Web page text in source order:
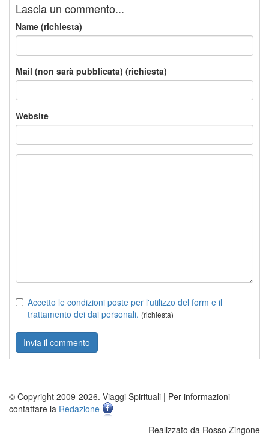
Lascia un commento...
Name (richiesta)
Mail (non sarà pubblicata) (richiesta)
Website
Accetto le condizioni poste per l'utilizzo del form e il
trattamento dei dai personali. (richiesta)
© Copyright 2009-2026. Viaggi Spirituali | Per informazioni
contattare la Redazione
Realizzato da Rosso Zingone